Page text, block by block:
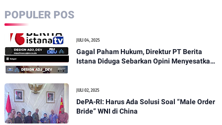
POPULER POS
JULI 04, 2025
Gagal Paham Hukum, Direktur PT Berita
Istana Diduga Sebarkan Opini Menyesatkan
JULI 02, 2025
DePA-RI: Harus Ada Solusi Soal “Male Order
Bride” WNI di China